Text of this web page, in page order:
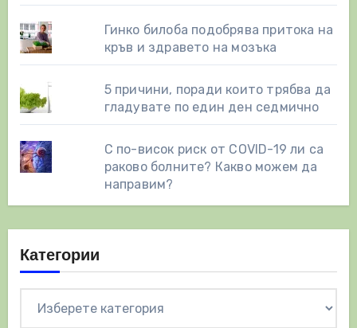
Гинко билоба подобрява притока на
кръв и здравето на мозъка
5 причини, поради които трябва да
гладувате по един ден седмично
С по-висок риск от COVID-19 ли са
раково болните? Какво можем да
направим?
Категории